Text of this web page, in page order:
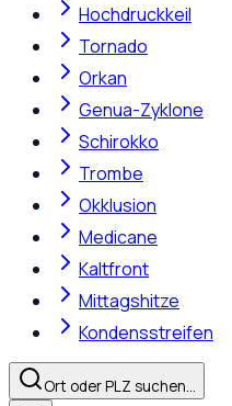
Hochdruckkeil
Tornado
Orkan
Genua-Zyklone
Schirokko
Trombe
Okklusion
Medicane
Kaltfront
Mittagshitze
Kondensstreifen
Ort oder PLZ suchen…